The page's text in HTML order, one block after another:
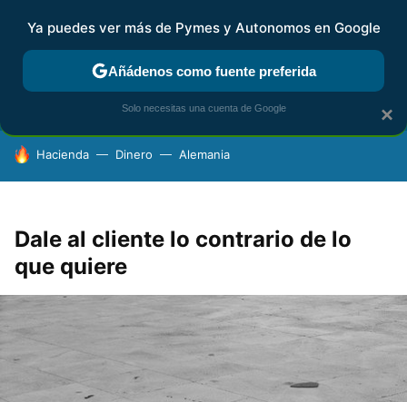
FISCALIDAD Y CONTABILIDAD KIT DIGITAL RENTA
HOY SE HABLA DE
Hacienda Dinero Alemania
Dale al cliente lo contrario de lo
que quiere
×
Ya puedes ver más de Pymes y Autonomos en Google
Añádenos como fuente preferida
Solo necesitas una cuenta de Google